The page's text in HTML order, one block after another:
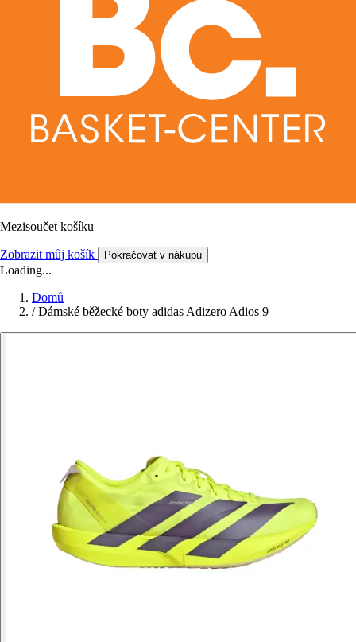
Mezisoučet košíku
Zobrazit můj košík Pokračovat v nákupu
Loading...
Domů
/ Dámské běžecké boty adidas Adizero Adios 9